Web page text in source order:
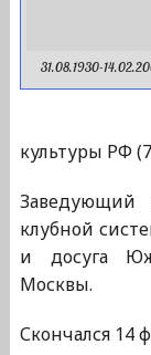
31.08.1930-
культуры РФ
Заведующий
клубной
и досуга
Москвы.
Скончался 14